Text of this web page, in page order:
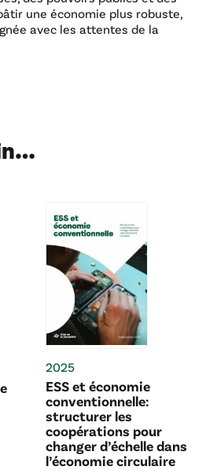
une économie plus robuste,
avec les attentes de la
2025
ESS et économie
conventionnelle:
structurer les
coopérations pour
changer d’échelle dans
l’économie circulaire